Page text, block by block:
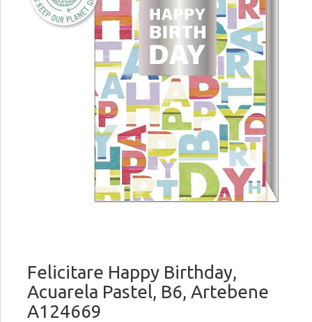
Felicitare Happy Birthday,
Acuarela Pastel, B6, Artebene
A124669